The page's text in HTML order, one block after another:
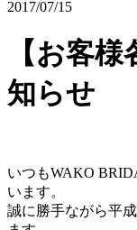
2017/07/15
【お客
知らせ
いつもWAKO
います。
誠に勝手ながら平